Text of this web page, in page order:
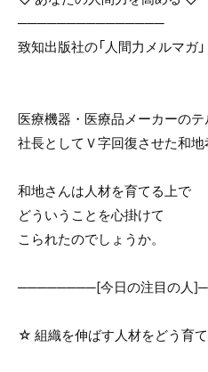
e
b
k
er
───────────────
致知出版社の「人間力メルマガ
医療機器・医療品メーカーのテ
社長としてＶ字回復させた和地
和地さんは人材を育てる上で
どういうことを心掛けて
こられたのでしょうか。
────────[今日の注目の人
☆ 組織を伸ばす人材をどう育